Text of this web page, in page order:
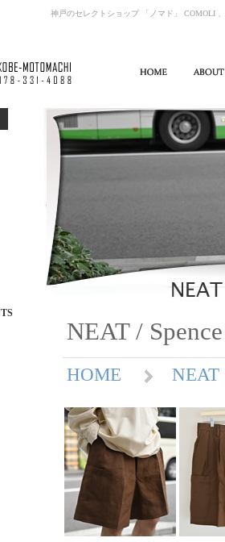
神戸のセレクトショップ 「ノマド」 COMOLI
NEAT /
HOME